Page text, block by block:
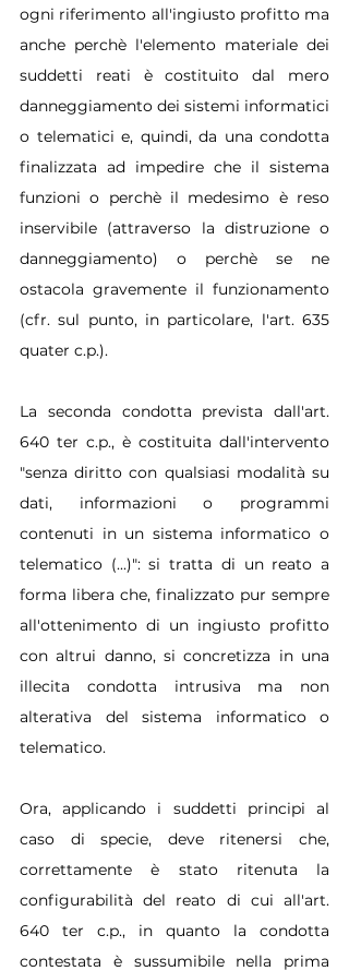
ogni riferimento all'ingiusto profitto ma
anche perchè l'elemento materiale dei
suddetti reati è costituito dal mero
danneggiamento dei sistemi informatici
o telematici e, quindi, da una condotta
finalizzata ad impedire che il sistema
funzioni o perchè il medesimo è reso
inservibile (attraverso la distruzione o
danneggiamento) o perchè se ne
ostacola gravemente il funzionamento
(cfr. sul punto, in particolare, l'art. 635
quater c.p.).
La seconda condotta prevista dall'art.
640 ter c.p., è costituita dall'intervento
"senza diritto con qualsiasi modalità su
dati, informazioni o programmi
contenuti in un sistema informatico o
telematico (...)": si tratta di un reato a
forma libera che, finalizzato pur sempre
all'ottenimento di un ingiusto profitto
con altrui danno, si concretizza in una
illecita condotta intrusiva ma non
alterativa del sistema informatico o
telematico.
Ora, applicando i suddetti principi al
caso di specie, deve ritenersi che,
correttamente è stato ritenuta la
configurabilità del reato di cui all'art.
640 ter c.p., in quanto la condotta
contestata è sussumibile nella prima